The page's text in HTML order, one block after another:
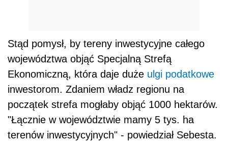
Stąd pomysł, by tereny inwestycyjne całego
województwa objąć Specjalną Strefą
Ekonomiczną, która daje duże ulgi podatkowe
inwestorom. Zdaniem władz regionu na
początek strefa mogłaby objąć 1000 hektarów.
"Łącznie w województwie mamy 5 tys. ha
terenów inwestycyjnych" - powiedział Sebesta.